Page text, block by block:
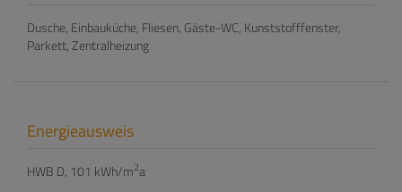
Dusche Einbauküche Fliesen Gäste-WC Kunststofffenster
Parkett Zentralheizung
Energieausweis
HWB D, 101 kWh/m2a